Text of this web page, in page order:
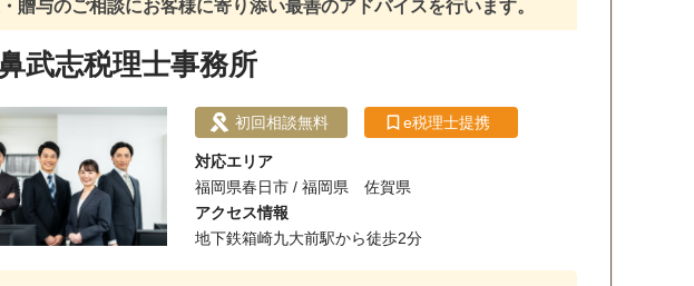
贈与のご相談にお客様に寄り添い最善のアドバイスを行います。
武志税理士事務所
初回相談無料 e税理士提携
対応エリア
福岡県春日市 / 福岡県 佐賀県
アクセス情報
地下鉄箱崎九大前駅から徒歩2分